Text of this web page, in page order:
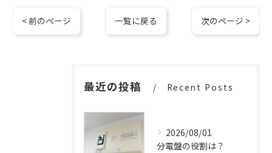
< 前のページ 一覧に戻る 次のページ >
最近の投稿 Recent Posts
2026/08/01
分電盤の役割は？